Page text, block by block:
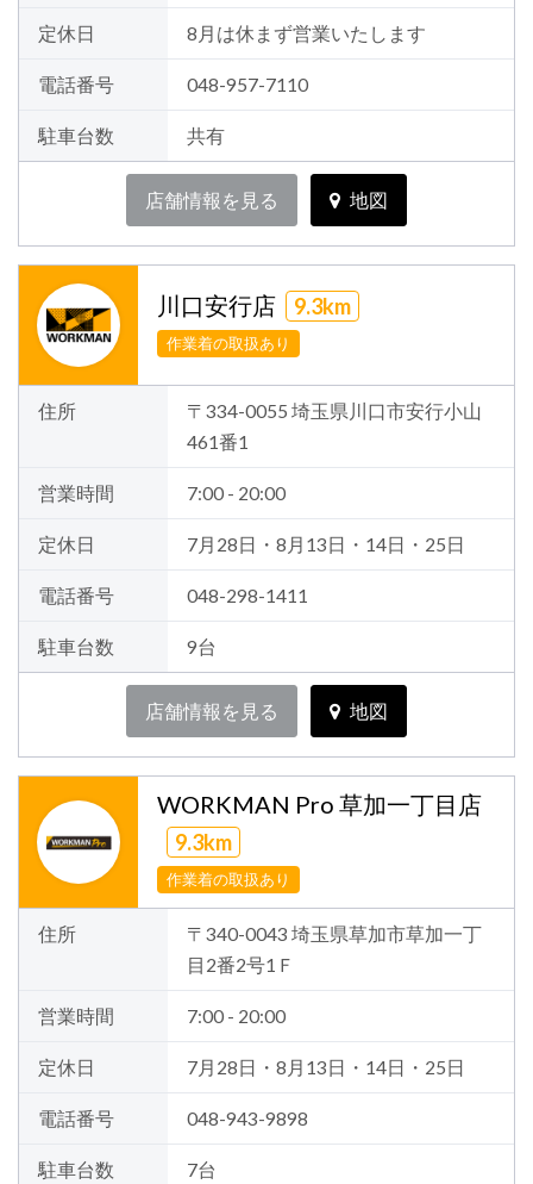
定休日 8月は休まず営業いたします
電話番号 048-957-7110
駐車台数 共有
店舗情報を見る 地図
川口安行店 9.3km
作業着の取扱あり
住所
〒334-0055 埼玉県川口市安行小山
461番1
営業時間 7:00 - 20:00
定休日 7月28日・8月13日・14日・25日
電話番号 048-298-1411
駐車台数 9台
店舗情報を見る 地図
WORKMAN Pro 草加一丁目店
9.3km
作業着の取扱あり
住所
〒340-0043 埼玉県草加市草加一丁
目2番2号1Ｆ
営業時間 7:00 - 20:00
定休日 7月28日・8月13日・14日・25日
電話番号 048-943-9898
駐車台数 7台